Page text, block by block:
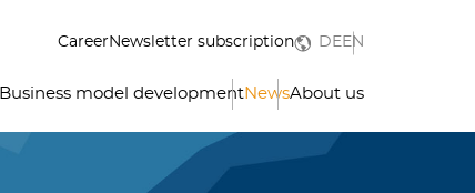
Business model developmentNewsAbout us
Career Newsletter subscription DEEN